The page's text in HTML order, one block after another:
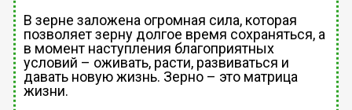
В зерне заложена огромная сила, которая
позволяет зерну долгое время сохраняться, а
в момент наступления благоприятных
условий – оживать, расти, развиваться и
давать новую жизнь. Зерно – это матрица
жизни.